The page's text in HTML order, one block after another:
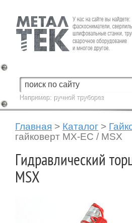
Fein — Профессиональный электроинструмент для
металла.
Например:ручной труборез
Главная > Каталог >
гайковерт MX-EC / MSX
Гидравлический
MSX